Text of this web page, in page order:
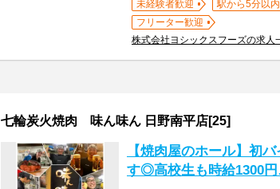
未経験者歓迎 駅から5分以内
フリーター歓迎
株式会社ヨシックスフーズの求人
七輪炭火焼肉 味ん味ん 日野南平店[25]
【焼肉屋のホール】初
す◎高校生も時給1300円